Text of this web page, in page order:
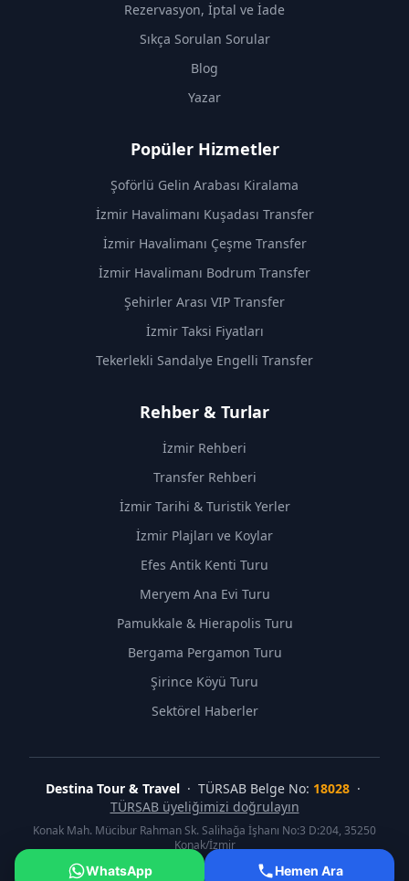
Rezervasyon, İptal ve İade
Sıkça Sorulan Sorular
Blog
Yazar
Popüler Hizmetler
Şoförlü Gelin Arabası Kiralama
İzmir Havalimanı Kuşadası Transfer
İzmir Havalimanı Çeşme Transfer
İzmir Havalimanı Bodrum Transfer
Şehirler Arası VIP Transfer
İzmir Taksi Fiyatları
Tekerlekli Sandalye Engelli Transfer
Rehber & Turlar
İzmir Rehberi
Transfer Rehberi
İzmir Tarihi & Turistik Yerler
İzmir Plajları ve Koylar
Efes Antik Kenti Turu
Meryem Ana Evi Turu
Pamukkale & Hierapolis Turu
Bergama Pergamon Turu
Şirince Köyü Turu
Sektörel Haberler
Destina Tour & Travel· TÜRSAB Belge No: 18028·
TÜRSAB üyeliğimizi doğrulayın
Konak Mah. Mücibur Rahman Sk. Salihağa İşhanı No:3 D:204, 35250
Konak/İzmir
2026Destina Tour & Travel. Tüm hakları saklıdır.
WhatsApp Hemen Ara